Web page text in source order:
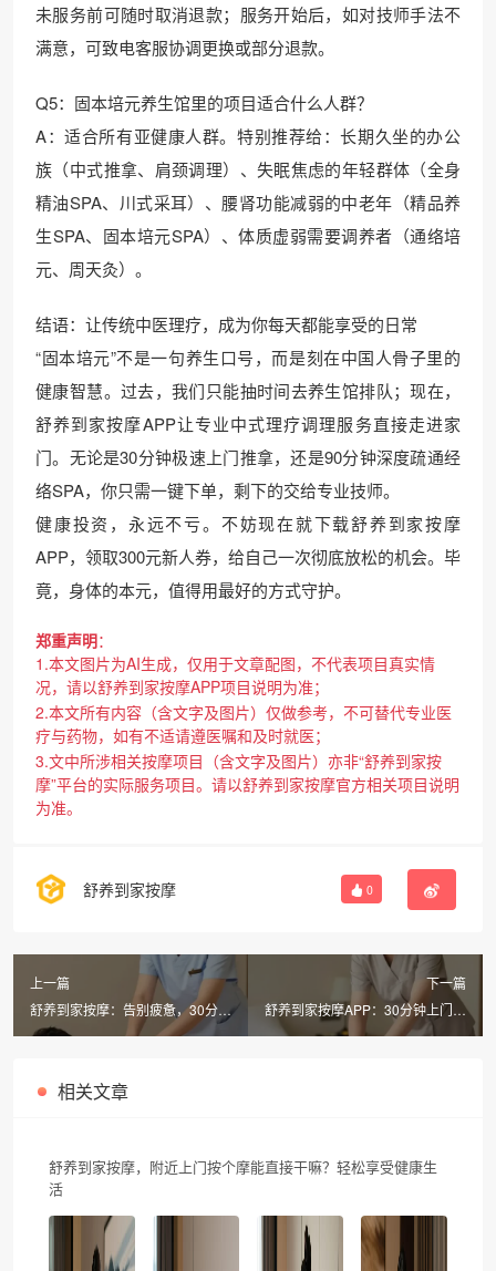
未服务前可随时取消退款；服务开始后，如对技师手法不
满意，可致电客服协调更换或部分退款。
Q5：固本培元养生馆里的项目适合什么人群？
A：适合所有亚健康人群。特别推荐给：长期久坐的办公
族（中式推拿、肩颈调理）、失眠焦虑的年轻群体（全身
精油SPA、川式采耳）、腰肾功能减弱的中老年（精品养
生SPA、固本培元SPA）、体质虚弱需要调养者（通络培
元、周天灸）。
结语：让传统中医理疗，成为你每天都能享受的日常
“固本培元”不是一句养生口号，而是刻在中国人骨子里的
健康智慧。过去，我们只能抽时间去养生馆排队；现在，
舒养到家按摩APP让专业中式理疗调理服务直接走进家
门。无论是30分钟极速上门推拿，还是90分钟深度疏通经
络SPA，你只需一键下单，剩下的交给专业技师。
健康投资，永远不亏。不妨现在就下载舒养到家按摩
APP，领取300元新人券，给自己一次彻底放松的机会。毕
竟，身体的本元，值得用最好的方式守护。
郑重声明：
1.本文图片为AI生成，仅用于文章配图，不代表项目真实情
况，请以舒养到家按摩APP项目说明为准；
2.本文所有内容（含文字及图片）仅做参考，不可替代专业医
疗与药物，如有不适请遵医嘱和及时就医；
3.文中所涉相关按摩项目（含文字及图片）亦非“舒养到家按
摩”平台的实际服务项目。请以舒养到家按摩官方相关项目说明
为准。
舒养到家按摩 0
上一篇
舒养到家按摩：告别疲惫，30分钟
同城上门SPA让身体重归轻盈
下一篇
舒养到家按摩APP：30分钟上门，
268元享中式推拿舒筋活络！
相关文章
舒养到家按摩，附近上门按个摩能直接干嘛？轻松享受健康生
活